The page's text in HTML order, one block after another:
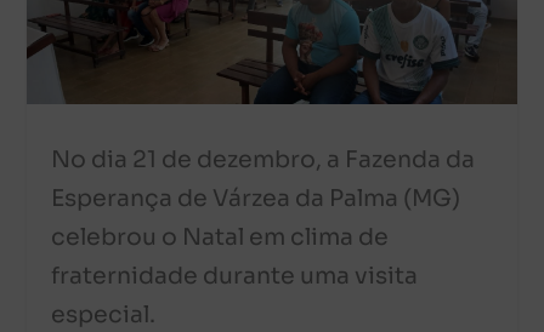
No dia 21 de dezembro, a Fazenda da
Esperança de Várzea da Palma (MG)
celebrou o Natal em clima de
fraternidade durante uma visita
especial.